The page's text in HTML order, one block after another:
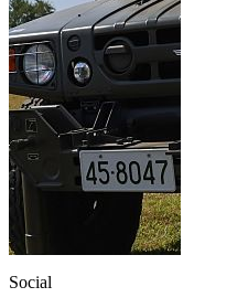
Social